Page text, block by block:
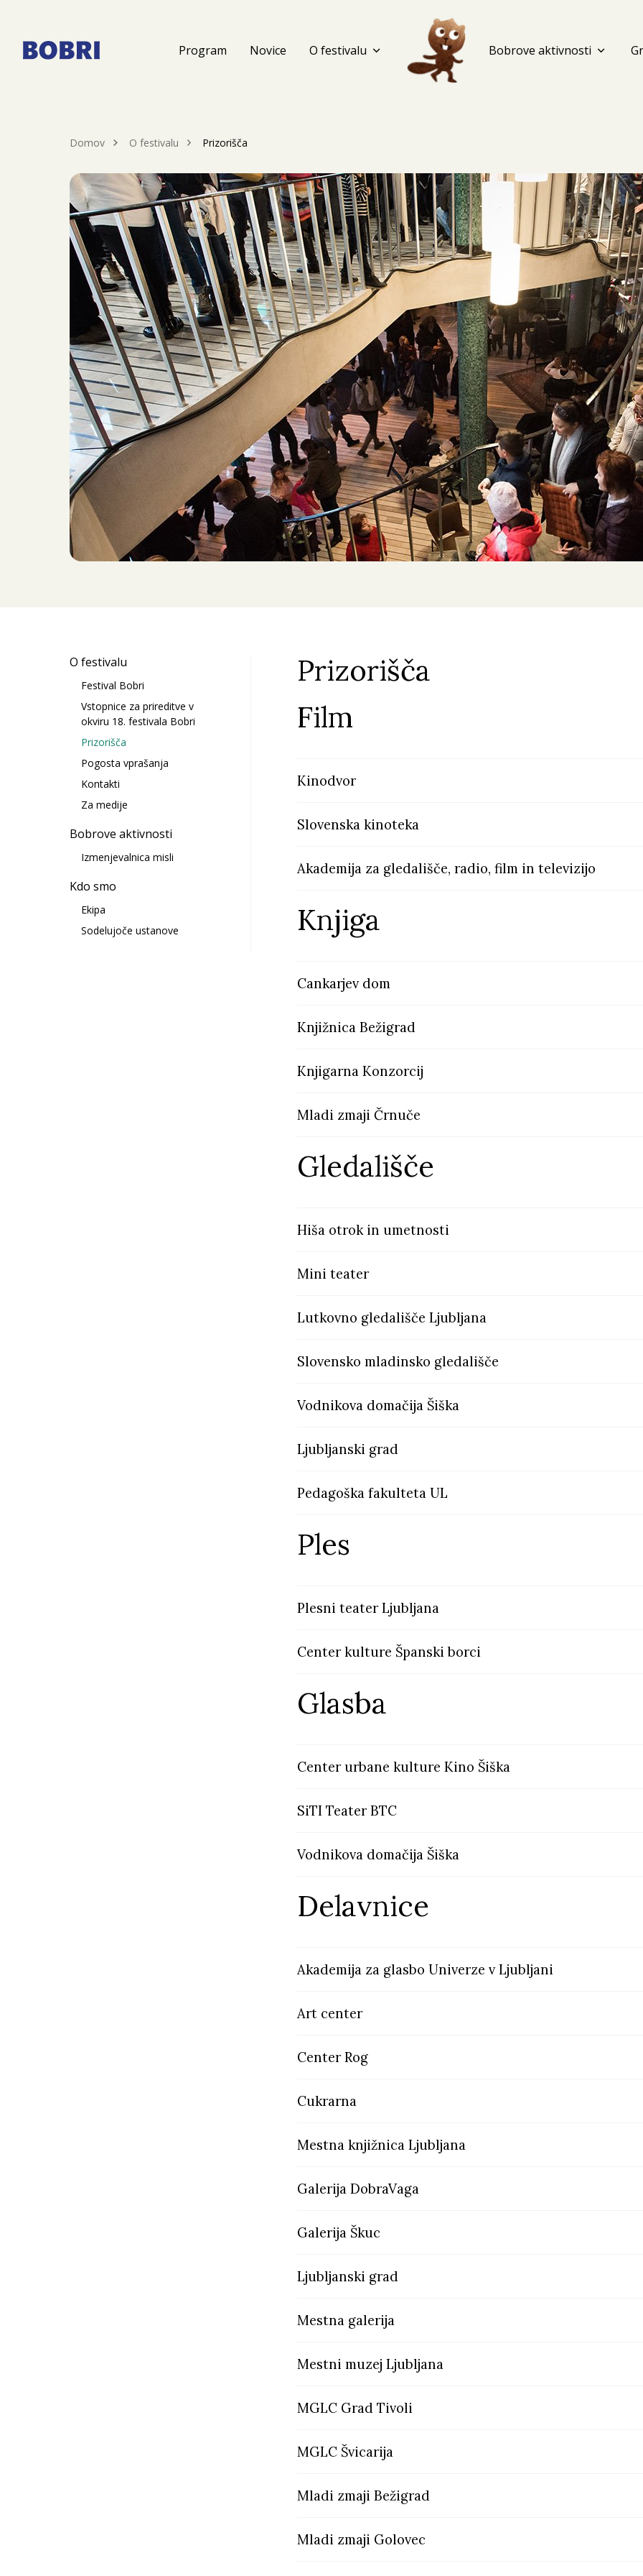
Program Novice O festivalu expand_more Bobrove aktivnosti expand_more
Domov O festivalu Prizorišča
O festivalu
Festival Bobri
Vstopnice za prireditve v
okviru 18. festivala Bobri
Prizorišča
Pogosta vprašanja
Kontakti
Za medije
Bobrove aktivnosti
Izmenjevalnica misli
Kdo smo
Ekipa
Sodelujoče ustanove
Prizorišča
Film
Kinodvor
Slovenska kinoteka
Akademija za gledališče, radio, film in televizijo
Knjiga
Cankarjev dom
Knjižnica Bežigrad
Knjigarna Konzorcij
Mladi zmaji Črnuče
Gledališče
Hiša otrok in umetnosti
Mini teater
Lutkovno gledališče Ljubljana
Slovensko mladinsko gledališče
Vodnikova domačija Šiška
Ljubljanski grad
Pedagoška fakulteta UL
Ples
Plesni teater Ljubljana
Center kulture Španski borci
Glasba
Center urbane kulture Kino Šiška
SiTI Teater BTC
Vodnikova domačija Šiška
Delavnice
Akademija za glasbo Univerze v Ljubljani
Art center
Center Rog
Cukrarna
Mestna knjižnica Ljubljana
Galerija DobraVaga
Galerija Škuc
Ljubljanski grad
Mestna galerija
Mestni muzej Ljubljana
MGLC Grad Tivoli
MGLC Švicarija
Mladi zmaji Bežigrad
Mladi zmaji Golovec